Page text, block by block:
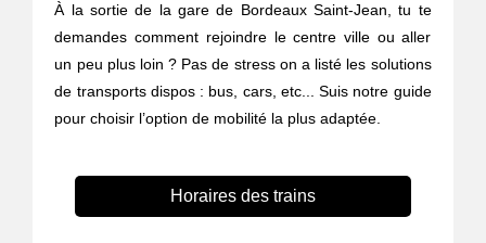
À la sortie de la gare de Bordeaux Saint-Jean, tu te
demandes comment rejoindre le centre ville ou aller
un peu plus loin ? Pas de stress on a listé les solutions
de transports dispos : bus, cars, etc... Suis notre guide
pour choisir l’option de mobilité la plus adaptée.
Horaires des trains